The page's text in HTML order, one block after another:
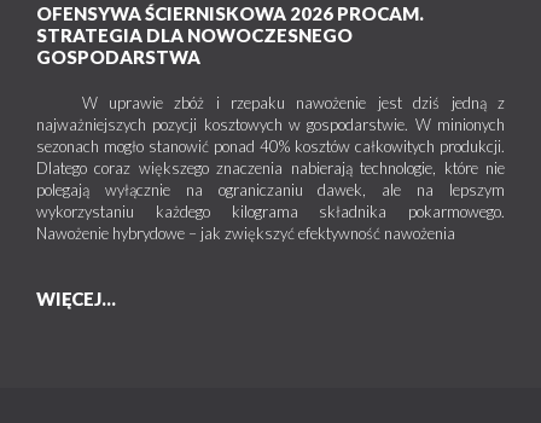
OFENSYWA ŚCIERNISKOWA 2026 PROCAM.
STRATEGIA DLA NOWOCZESNEGO
GOSPODARSTWA
W uprawie zbóż i rzepaku nawożenie jest dziś jedną z
najważniejszych pozycji kosztowych w gospodarstwie. W minionych
sezonach mogło stanowić ponad 40% kosztów całkowitych produkcji.
Dlatego coraz większego znaczenia nabierają technologie, które nie
polegają wyłącznie na ograniczaniu dawek, ale na lepszym
wykorzystaniu każdego kilograma składnika pokarmowego.
Nawożenie hybrydowe – jak zwiększyć efektywność nawożenia
WIĘCEJ...